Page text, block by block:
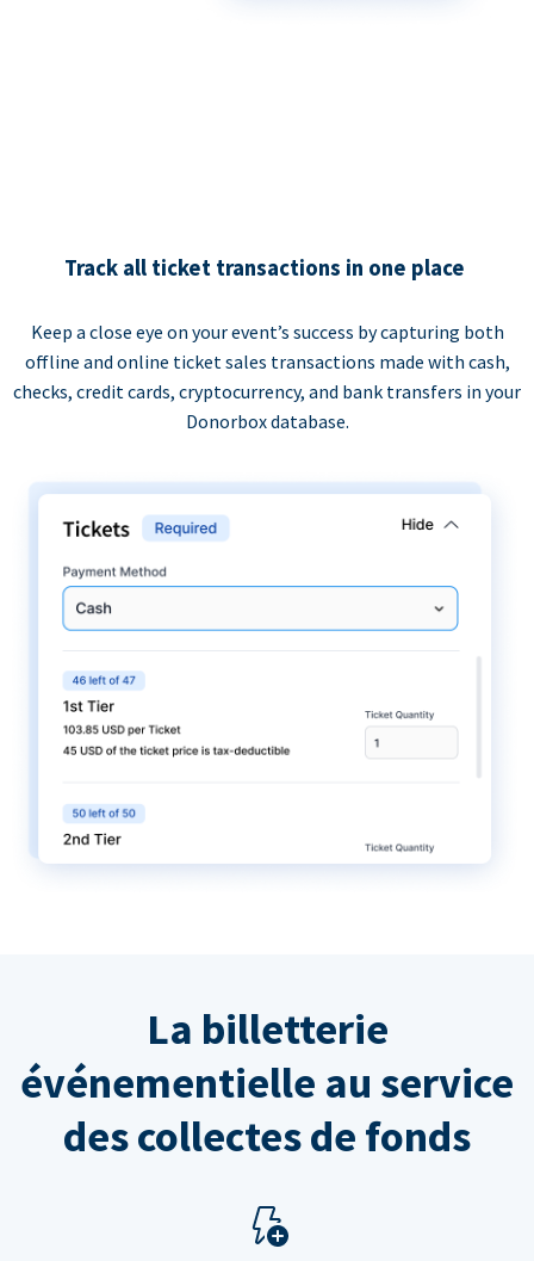
Track all ticket transactions in one place
Keep a close eye on your event’s success by capturing both
offline and online ticket sales transactions made with cash,
checks, credit cards, cryptocurrency, and bank transfers in your
Donorbox database.
La billetterie
événementielle au service
des collectes de fonds